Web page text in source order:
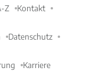
Z Kontakt
Datenschutz
Karriere